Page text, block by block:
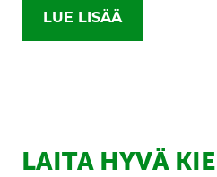
LUE LISÄÄ
LAITA HYVÄ